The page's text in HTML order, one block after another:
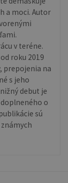
a moci. Autor
v teréne.
roku 2019
prepojenia na
s jeho
debut je
o
sú